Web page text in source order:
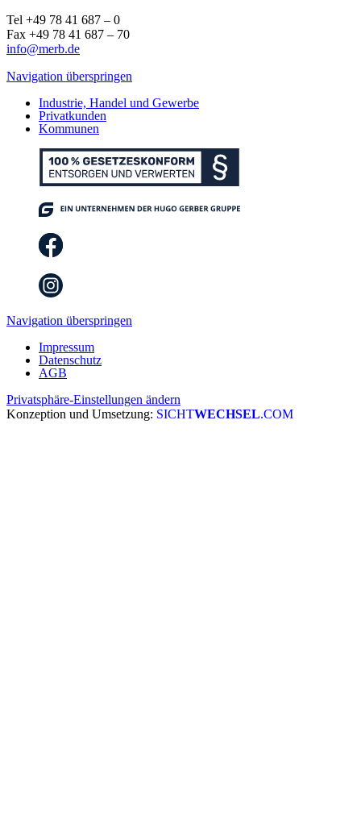
Tel +49 78 41 687 – 0
Fax +49 78 41 687 – 70
info@merb.de
Navigation überspringen
Industrie, Handel und Gewerbe
Privatkunden
Kommunen
Navigation überspringen
Impressum
Datenschutz
AGB
Privatsphäre-Einstellungen ändern
Konzeption und Umsetzung: SICHTWECHSEL.COM